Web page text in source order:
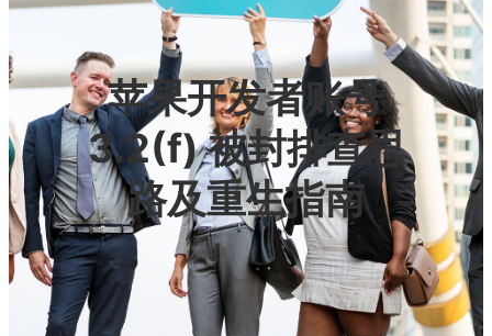
苹果开发者账号
3.2(f) 被封排查思
路及重生指南